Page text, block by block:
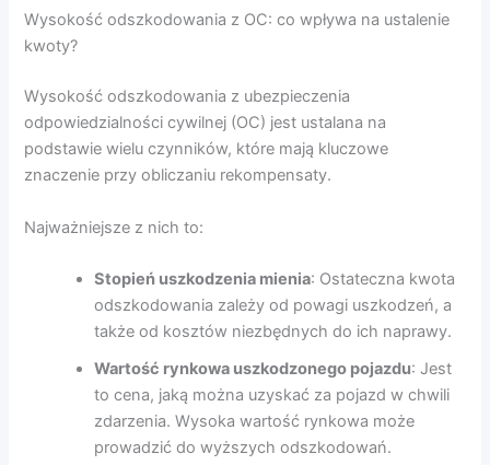
Wysokość odszkodowania z OC: co wpływa na ustalenie
kwoty?
Wysokość odszkodowania z ubezpieczenia
odpowiedzialności cywilnej (OC) jest ustalana na
podstawie wielu czynników, które mają kluczowe
znaczenie przy obliczaniu rekompensaty.
Najważniejsze z nich to:
Stopień uszkodzenia mienia: Ostateczna kwota
odszkodowania zależy od powagi uszkodzeń, a
także od kosztów niezbędnych do ich naprawy.
Wartość rynkowa uszkodzonego pojazdu: Jest
to cena, jaką można uzyskać za pojazd w chwili
zdarzenia. Wysoka wartość rynkowa może
prowadzić do wyższych odszkodowań.